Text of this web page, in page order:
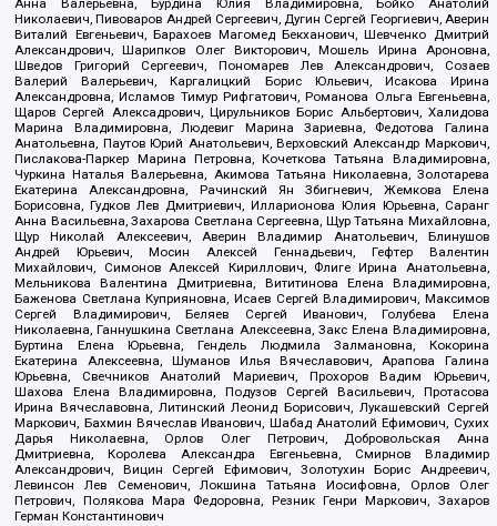
Анна Валерьевна, Бурдина Юлия Владимировна, Бойко Анатолий
Николаевич, Пивоваров Андрей Сергеевич, Дугин Сергей Георгиевич, Аверин
Виталий Евгеньевич, Барахоев Магомед Бекханович, Шевченко Дмитрий
Александрович, Шарипков Олег Викторович, Мошель Ирина Ароновна,
Шведов Григорий Сергеевич, Пономарев Лев Александрович, Созаев
Валерий Валерьевич, Каргалицкий Борис Юльевич, Исакова Ирина
Александровна, Исламов Тимур Рифгатович, Романова Ольга Евгеньевна,
Щаров Сергей Алексадрович, Цирульников Борис Альбертович, Халидова
Марина Владимировна, Людевиг Марина Зариевна, Федотова Галина
Анатольевна, Паутов Юрий Анатольевич, Верховский Александр Маркович,
Пислакова-Паркер Марина Петровна, Кочеткова Татьяна Владимировна,
Чуркина Наталья Валерьевна, Акимова Татьяна Николаевна, Золотарева
Екатерина Александровна, Рачинский Ян Збигневич, Жемкова Елена
Борисовна, Гудков Лев Дмитриевич, Илларионова Юлия Юрьевна, Саранг
Анна Васильевна, Захарова Светлана Сергеевна, Щур Татьяна Михайловна,
Щур Николай Алексеевич, Аверин Владимир Анатольевич, Блинушов
Андрей Юрьевич, Мосин Алексей Геннадьевич, Гефтер Валентин
Михайлович, Симонов Алексей Кириллович, Флиге Ирина Анатольевна,
Мельникова Валентина Дмитриевна, Вититинова Елена Владимировна,
Баженова Светлана Куприяновна, Исаев Сергей Владимирович, Максимов
Сергей Владимирович, Беляев Сергей Иванович, Голубева Елена
Николаевна, Ганнушкина Светлана Алексеевна, Закс Елена Владимировна,
Буртина Елена Юрьевна, Гендель Людмила Залмановна, Кокорина
Екатерина Алексеевна, Шуманов Илья Вячеславович, Арапова Галина
Юрьевна, Свечников Анатолий Мариевич, Прохоров Вадим Юрьевич,
Шахова Елена Владимировна, Подузов Сергей Васильевич, Протасова
Ирина Вячеславовна, Литинский Леонид Борисович, Лукашевский Сергей
Маркович, Бахмин Вячеслав Иванович, Шабад Анатолий Ефимович, Сухих
Дарья Николаевна, Орлов Олег Петрович, Добровольская Анна
Дмитриевна, Королева Александра Евгеньевна, Смирнов Владимир
Александрович, Вицин Сергей Ефимович, Золотухин Борис Андреевич,
Левинсон Лев Семенович, Локшина Татьяна Иосифовна, Орлов Олег
Петрович, Полякова Мара Федоровна, Резник Генри Маркович, Захаров
Герман Константинович